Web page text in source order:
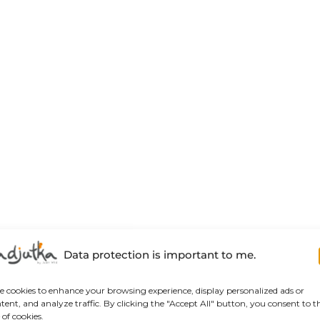
Data protection is important to me.
cookies to enhance your browsing experience, display personalized ads or
and analyze traffic. By clicking the "Accept All" button, you consent to
of cookies.